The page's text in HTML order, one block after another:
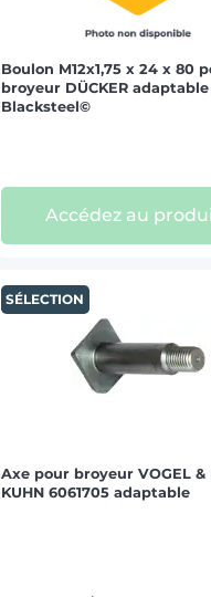
Boulon M12x1,75 x 24 x 80
broyeur DÜCKER adaptable
Blacksteel©
Accédez au
SÉLECTION
Axe pour broyeur VOGEL &
KUHN 6061705 adaptable